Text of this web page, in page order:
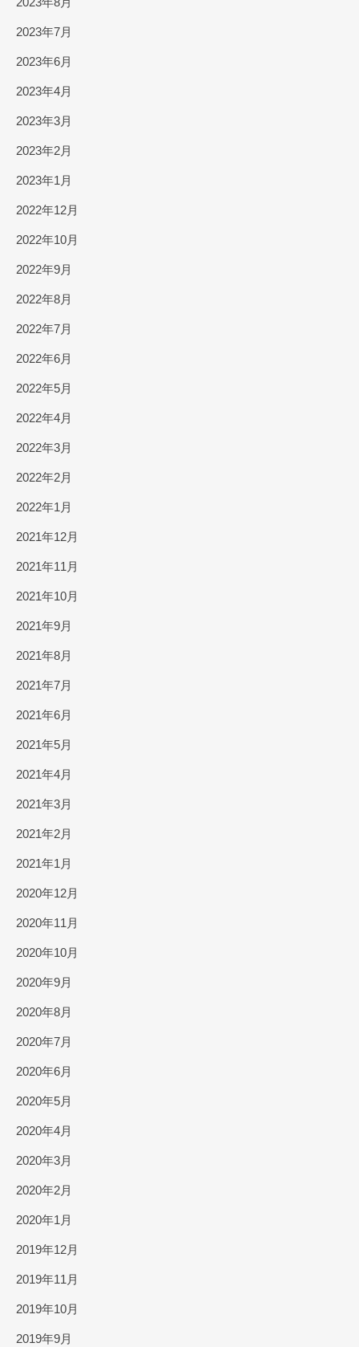
2023年7月
2023年6月
2023年4月
2023年3月
2023年2月
2023年1月
2022年12月
2022年10月
2022年9月
2022年8月
2022年7月
2022年6月
2022年5月
2022年4月
2022年3月
2022年2月
2022年1月
2021年12月
2021年11月
2021年10月
2021年9月
2021年8月
2021年7月
2021年6月
2021年5月
2021年4月
2021年3月
2021年2月
2021年1月
2020年12月
2020年11月
2020年10月
2020年9月
2020年8月
2020年7月
2020年6月
2020年5月
2020年4月
2020年3月
2020年2月
2020年1月
2019年12月
2019年11月
2019年10月
2019年9月